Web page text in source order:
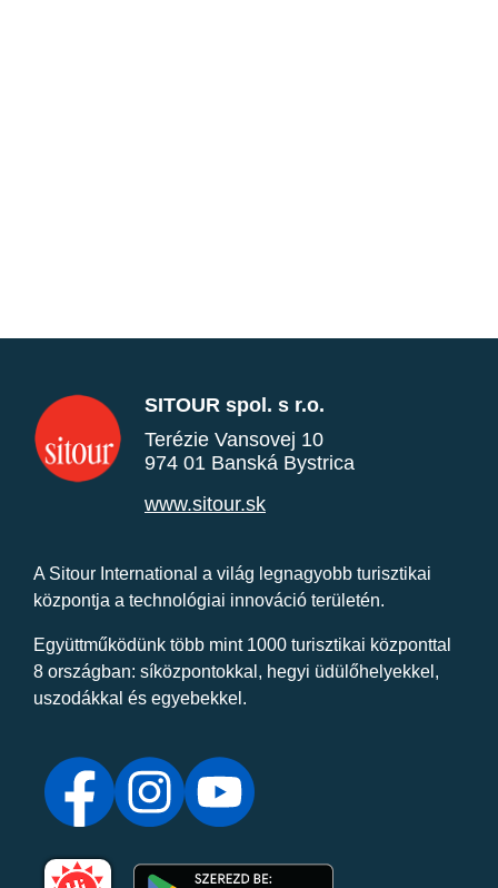
SITOUR spol. s r.o.
Terézie Vansovej 10
974 01 Banská Bystrica
www.sitour.sk
A Sitour International a világ legnagyobb turisztikai
központja a technológiai innováció területén.
Együttműködünk több mint 1000 turisztikai központtal
8 országban: síközpontokkal, hegyi üdülőhelyekkel,
uszodákkal és egyebekkel.